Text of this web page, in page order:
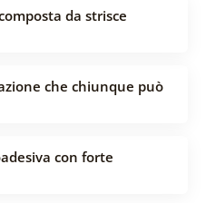
da strisce
che chiunque può
con forte